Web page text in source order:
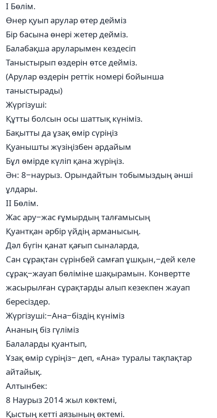
І Бөлім.
Өнер қуып арулар өтер дейміз
Бір басына өнері жетер дейміз.
Балабақша аруларымен кездесіп
Таныстырып өздерін өтсе дейміз.
(Арулар өздерін реттік номері бойынша
таныстырады)
Жүргізуші:
Құтты болсын осы шаттық күніміз.
Бақытты да ұзақ өмір сүріңіз
Қуанышты жүзіңізбен әрдайым
Бұл өмірде күліп қана жүріңіз.
Ән: 8‒наурыз. Орындайтын тобымыздың әнші
ұлдары.
ІІ Бөлім.
Жас ару‒жас ғұмырдың талғамысың
Қуантқан әрбір үйдің арманысың.
Дәл бүгін қанат қағып сыналарда,
Сан сұрақтан сүрінбей самғап ұшқын,‒дей келе
сұрақ‒жауап бөліміне шақырамын. Конвертте
жасырылған сұрақтарды алып кезекпен жауап
бересіздер.
Жүргізуші:‒Ана‒біздің күніміз
Ананың біз гүліміз
Балаларды қуантып,
Ұзақ өмір сүріңіз‒ деп, «Ана» туралы тақпақтар
айтайық.
Алтынбек:
8 Наурыз 2014 жыл көктемі,
Қыстың кетті аязының өктемі.